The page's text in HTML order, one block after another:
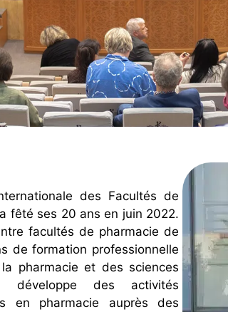
des Facultés de
fêté ses 20 ans en juin 2022.
facultés de pharmacie de
de formation professionnelle
pharmacie et des sciences
développe des activités
en pharmacie auprès des